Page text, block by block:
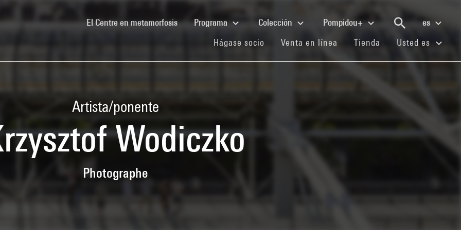
El Centre en metamorfosis(current)Programa Colección Pompidou+
es
Hágase socio (current)
Venta en línea (current)
Tienda (current)
Usted es
Artista/ponente
Wodiczko
Photographe